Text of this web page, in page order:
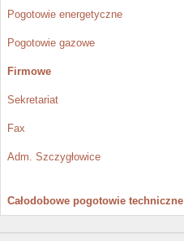
Pogotowie energetyczne
Pogotowie gazowe
Firmowe
Sekretariat
Fax
Adm. Szczygłowice
Całodobowe pogotowie techniczne